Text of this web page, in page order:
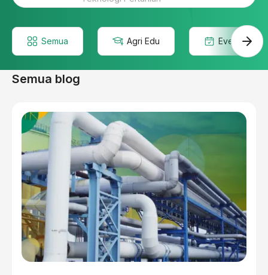
Semua Agri Edu Event
Semua blog